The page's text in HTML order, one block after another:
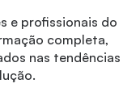
e profissionais do
completa,
nas tendências